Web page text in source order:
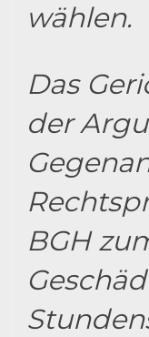
wählen.
Das
der
BGH